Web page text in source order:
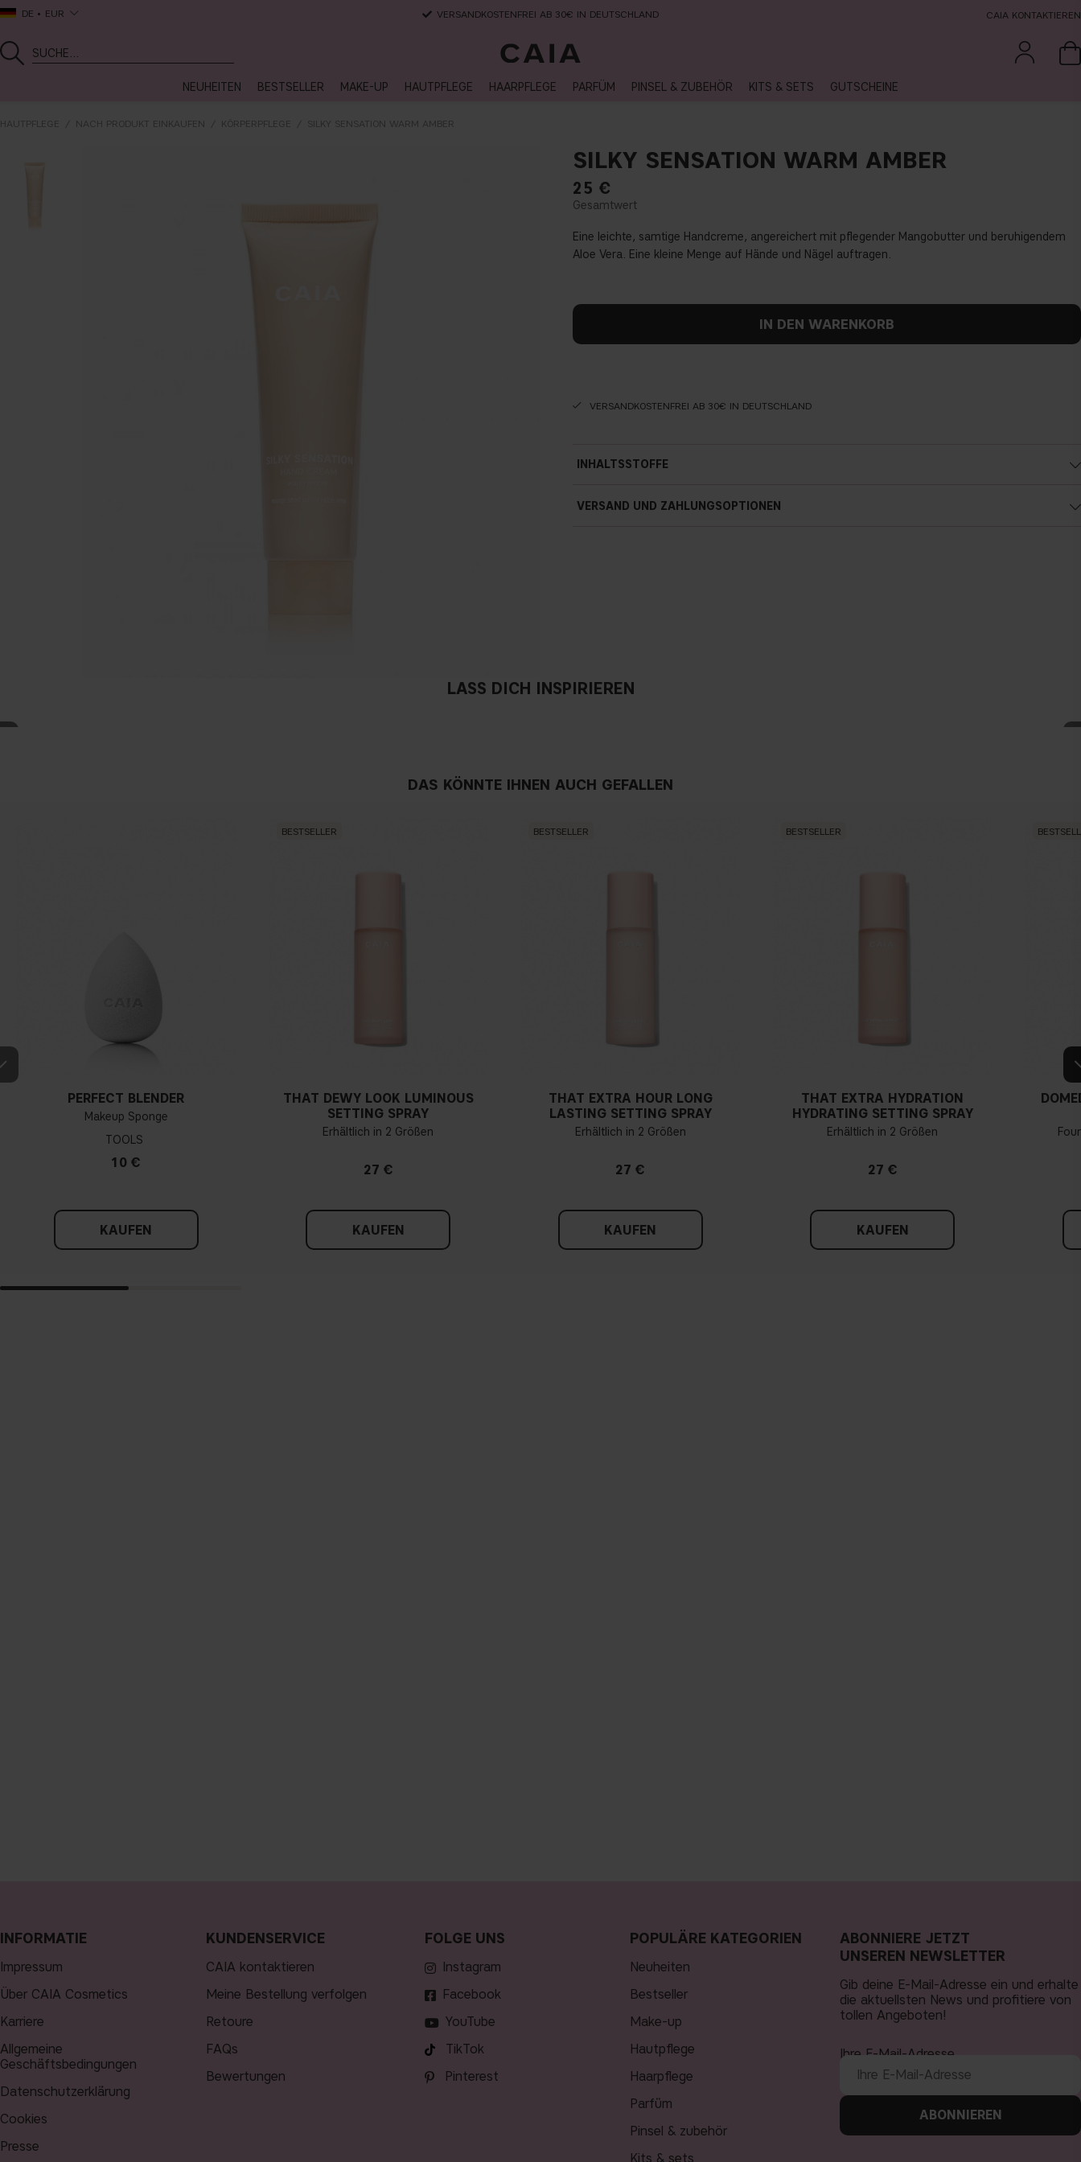
DE EUR VERSANDKOSTENFREI AB 30€ IN DEUTSCHLAND CAIA KONTAKTIEREN
NEUHEITEN BESTSELLER MAKE-UP HAUTPFLEGE HAARPFLEGE PARFÜM PINSEL & ZUBEHÖR KITS & SETS GUTSCHEINE
HAUTPFLEGE NACH PRODUKT EINKAUFEN KÖRPERPFLEGE SILKY SENSATION WARM AMBER
SILKY SENSATION WARM AMBER
25 €
Eine leichte, samtige Handcreme, angereichert mit pflegender Mangobutter und beruhigendem
Aloe Vera. Eine kleine Menge auf Hände und Nägel auftragen.
IN DEN WARENKORB
VERSANDKOSTENFREI AB 30€ IN DEUTSCHLAND
INHALTSSTOFFE
VERSAND UND ZAHLUNGSOPTIONEN
LASS DICH INSPIRIEREN
DAS KÖNNTE IHNEN AUCH GEFALLEN
PERFECT BLENDER
Makeup Sponge
TOOLS
10 €
KAUFEN
BESTSELLER
THAT DEWY LOOK LUMINOUS
SETTING SPRAY
Erhältlich in 2 Größen
27 €
KAUFEN
BESTSELLER
THAT EXTRA HOUR LONG
LASTING SETTING SPRAY
Erhältlich in 2 Größen
27 €
KAUFEN
BESTSELLER
THAT EXTRA HYDRATION
HYDRATING SETTING SPRAY
Erhältlich in 2 Größen
27 €
KAUFEN
INFORMATIE
Impressum
Über CAIA Cosmetics
Karriere
Allgemeine
Geschäftsbedingungen
Datenschutzerklärung
Cookies
Presse
KUNDENSERVICE
CAIA kontaktieren
Meine Bestellung verfolgen
Retoure
FAQs
Bewertungen
FOLGE UNS
Instagram
Facebook
YouTube
TikTok
Pinterest
POPULÄRE KATEGORIEN
neuheiten
bestseller
make-up
hautpflege
haarpflege
parfüm
pinsel & zubehör
kits & sets
ABONNIERE JETZT
UNSEREN NEWSLETTER
Gib deine E-Mail-Adresse ein und erhalte
die aktuellsten News und profitiere von
tollen Angeboten!
Ihre E-Mail-Adresse
ABONNIEREN